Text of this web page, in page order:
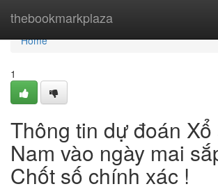
thebookmarkplaza
Home
Home
1
Thông tin dự đoán Xổ
Nam vào ngày mai
Chốt số chính xác !